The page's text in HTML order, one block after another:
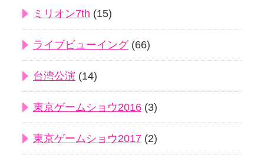
ミリオン7th (15)
ライブビューイング(66)
台湾公演 (14)
東京ゲームショウ2016 (3)
東京ゲームショウ2017 (2)